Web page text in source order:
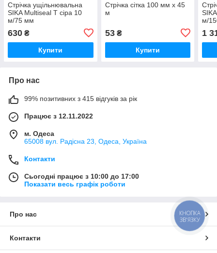
Стрічка ущільнювальна
SIKA Multiseal T сіра 10
м/75 мм
630 ₴
Купити
Стрічка сітка 100 мм х 45
м
53₴
Купити
м/
1
Про нас
99% позитивних з 415 відгуків за рік
Працює з 12.11.2022
м. Одеса
65008 вул. Радісна 23, Одеса, Україна
Контакти
Сьогодні працює з 10:00 до 17:00
Показати весь графік роботи
Про нас
Контакти
КНОПКА
ЗВ'ЯЗКУ